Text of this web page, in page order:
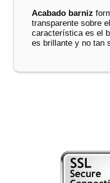
Acabado barniz
transparente sobre
característica es el
es brillante y no tan